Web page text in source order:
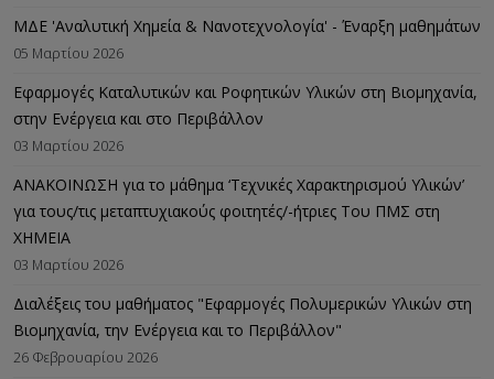
ΜΔΕ 'Αναλυτική Χημεία & Νανοτεχνολογία' - Έναρξη μαθημάτων
05 Μαρτίου 2026
Εφαρμογές Καταλυτικών και Ροφητικών Υλικών στη Βιομηχανία,
στην Ενέργεια και στο Περιβάλλον
03 Μαρτίου 2026
ΑΝΑΚΟΙΝΩΣΗ για το μάθημα ‘Τεχνικές Χαρακτηρισμού Υλικών’
για τους/τις μεταπτυχιακούς φοιτητές/-ήτριες Του ΠΜΣ στη
ΧΗΜΕΙΑ
03 Μαρτίου 2026
Διαλέξεις του μαθήματος "Εφαρμογές Πολυμερικών Υλικών στη
Βιομηχανία, την Ενέργεια και το Περιβάλλον"
26 Φεβρουαρίου 2026